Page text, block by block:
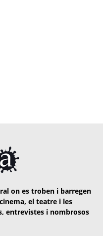
on es troben i barregen
el teatre i les
entrevistes i nombrosos